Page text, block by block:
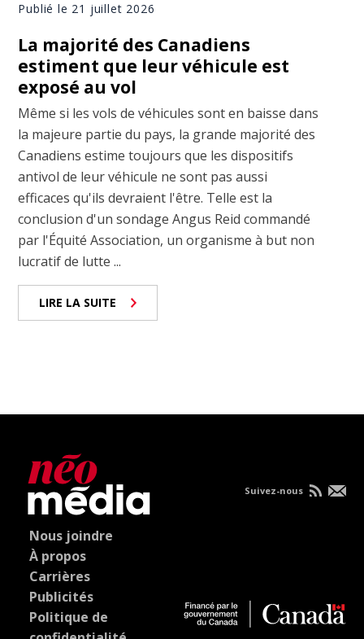
Publié le 21 juillet 2026
La majorité des Canadiens
estiment que leur véhicule est
exposé au vol
Même si les vols de véhicules sont en baisse dans
la majeure partie du pays, la grande majorité des
Canadiens estime toujours que les dispositifs
antivol de leur véhicule ne sont pas aussi
efficaces qu'ils devraient l'être. Telle est la
conclusion d'un sondage Angus Reid commandé
par l'Équité Association, un organisme à but non
lucratif de lutte ...
LIRE LA SUITE
Nous joindre
À propos
Carrières
Publicités
Politique de
Suivez-nous